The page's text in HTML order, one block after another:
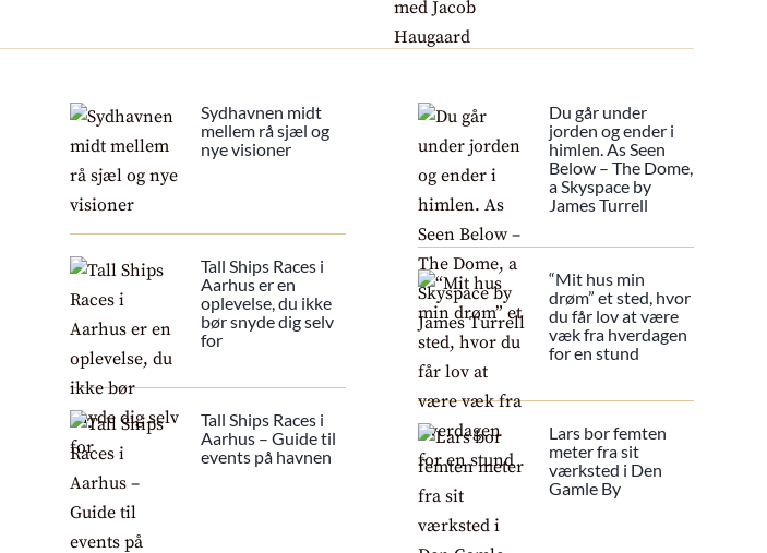
Sydhavnen midt
mellem rå sjæl og
nye visioner
Tall Ships Races i
Aarhus er en
oplevelse, du ikke
bør snyde dig selv
for
Tall Ships Races i
Aarhus – Guide til
events på havnen
Du går under
jorden og ender i
himlen. As Seen
Below – The Dome,
a Skyspace by
James Turrell
“Mit hus min
drøm” et sted, hvor
du får lov at være
væk fra hverdagen
for en stund
Lars bor femten
meter fra sit
værksted i Den
Gamle By